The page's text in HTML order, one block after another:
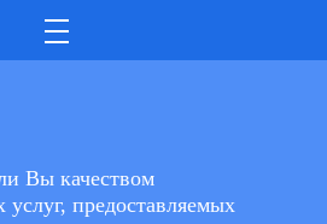
Вы качеством
услуг, предоставляемых